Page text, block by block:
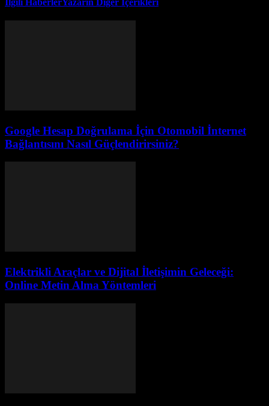
Google Hesap Doğrulama İçin Otomobil İnternet
Bağlantısını Nasıl Güçlendirirsiniz?
Elektrikli Araçlar ve Dijital İletişimin Geleceği:
Online Metin Alma Yöntemleri